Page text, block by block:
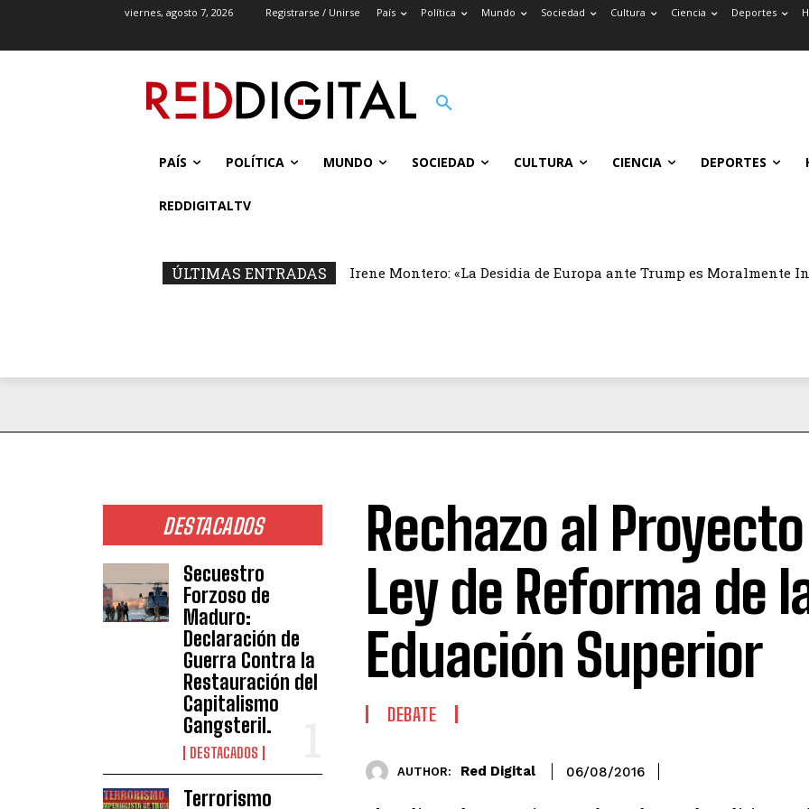
viernes, agosto 7, 2026 Registrarse / Unirse País Política Mundo Sociedad Cultura Ciencia Deportes
PAÍS POLÍTICA MUNDO SOCIEDAD CULTURA CIENCIA DEPORTES
REDDIGITALTV
ÚLTIMAS ENTRADAS Irene Montero: «La Desidia de Europa ante Trump es Moralmente
DESTACADOS
Secuestro
Forzoso de
Maduro:
Declaración de
Guerra Contra la
Restauración del
Capitalismo
Gangsteril.
DESTACADOS
Terrorismo
Rechazo al
Ley de Reforma de
Eduación Superior
DEBATE
AUTHOR: Red Digital 06/08/2016